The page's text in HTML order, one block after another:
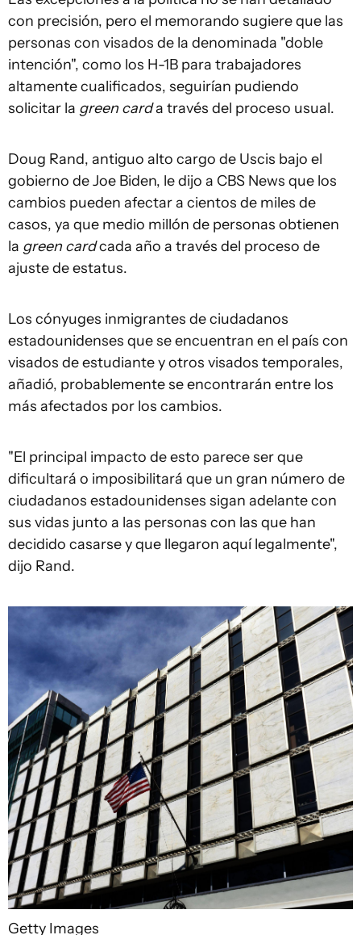
con precisión, pero el memorando sugiere que las
personas con visados de la denominada "doble
intención", como los H-1B para trabajadores
altamente cualificados, seguirían pudiendo
solicitar la green carda través del proceso usual.
Doug Rand, antiguo alto cargo de Uscis bajo el
gobierno de Joe Biden, le dijo a CBS News que los
cambios pueden afectar a cientos de miles de
casos, ya que medio millón de personas obtienen
la green cardcada año a través del proceso de
ajuste de estatus.
Los cónyuges inmigrantes de ciudadanos
estadounidenses que se encuentran en el país con
visados de estudiante y otros visados temporales,
añadió, probablemente se encontrarán entre los
más afectados por los cambios.
"El principal impacto de esto parece ser que
dificultará o imposibilitará que un gran número de
ciudadanos estadounidenses sigan adelante con
sus vidas junto a las personas con las que han
decidido casarse y que llegaron aquí legalmente",
dijo Rand.
Getty Images